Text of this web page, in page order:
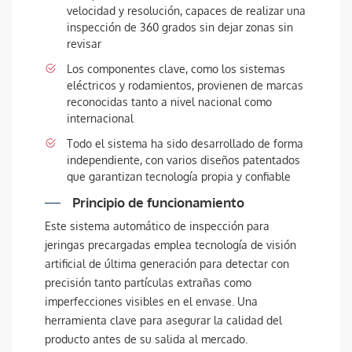
velocidad y resolución, capaces de realizar una
inspección de 360 grados sin dejar zonas sin
revisar
Los componentes clave, como los sistemas
eléctricos y rodamientos, provienen de marcas
reconocidas tanto a nivel nacional como
internacional
Todo el sistema ha sido desarrollado de forma
independiente, con varios diseños patentados
que garantizan tecnología propia y confiable
Principio de funcionamiento
Este sistema automático de inspección para
jeringas precargadas emplea tecnología de visión
artificial de última generación para detectar con
precisión tanto partículas extrañas como
imperfecciones visibles en el envase. Una
herramienta clave para asegurar la calidad del
producto antes de su salida al mercado.